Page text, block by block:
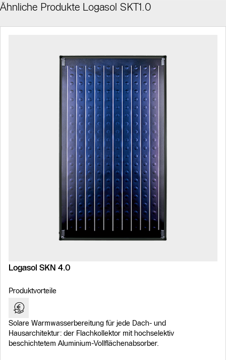
Slider Überspringen
Ähnliche Produkte Logasol SKT1.0
Logasol SKN 4.0
Produktvorteile
Solare Warmwasserbereitung für jede Dach- und
Hausarchitektur: der Flachkollektor mit hochselektiv
beschichtetem Aluminium-Vollflächenabsorber.